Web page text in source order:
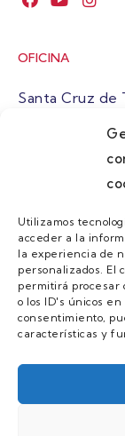
Utilizamos
acceder a la
la experiencia de
personalizados. El
permitirá procesar
o los ID's únicos
consentimiento,
características y
OFICINA
Santa Cruz de
+34
MENU
Quienes
Guias
Contacto
Únete